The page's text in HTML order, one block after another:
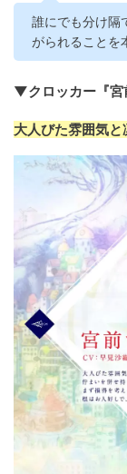
誰にでも分け隔
がられることを
▼クロッカー『宮
大人びた雰囲気と